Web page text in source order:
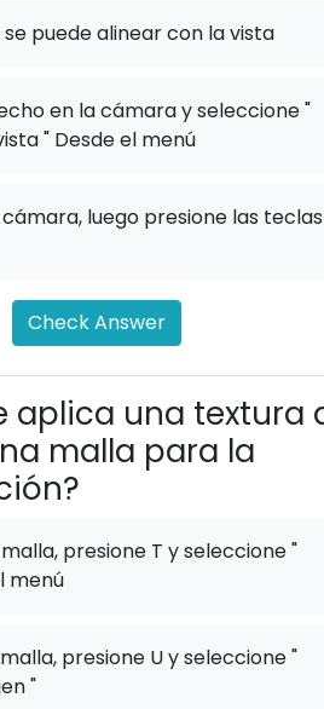
puede alinear con la vista
en la cámara y seleccione "
" Desde el menú
luego presione las
Check Answer
aplica una textura
malla para la
presione T y seleccione "
menú
presione U y seleccione "
"